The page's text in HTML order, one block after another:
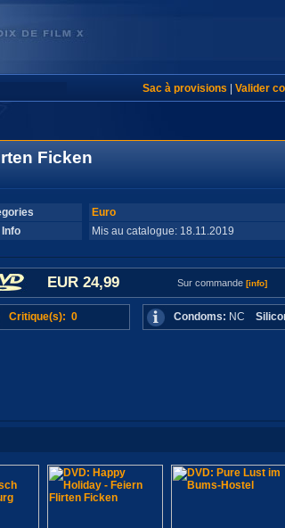
Sac à provisions Valider
Ficken
Euro
Info
Mis au catalogue: 18.11.2019
EUR 24,99 Sur commande [info]
Critique(s): 0 Condoms: NC